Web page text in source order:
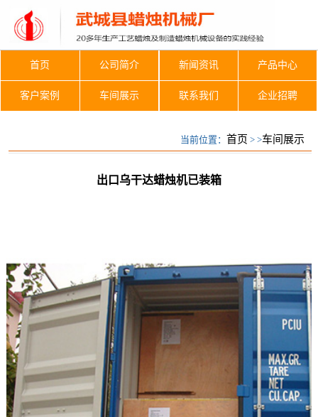
首页 公司简介 新闻资讯 产品中心
客户案例 车间展示 联系我们 企业招聘
当前位置： 首页 > >车间展示
出口乌干达蜡烛机已装箱